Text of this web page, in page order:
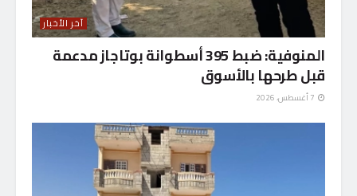
آخر الأخبار
المنوفية: ضبط 395 أسطوانة بوتاجاز مدعمة
قبل طرحها بالأسوق